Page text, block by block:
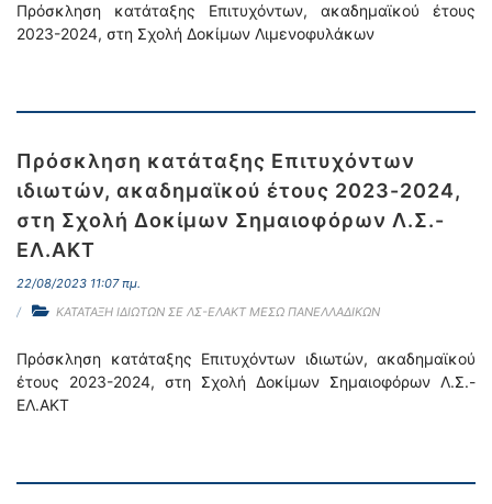
Πρόσκληση κατάταξης Επιτυχόντων, ακαδημαϊκού έτους
2023-2024, στη Σχολή Δοκίμων Λιμενοφυλάκων
Πρόσκληση κατάταξης Επιτυχόντων
ιδιωτών, ακαδημαϊκού έτους 2023-2024,
στη Σχολή Δοκίμων Σημαιοφόρων Λ.Σ.-
ΕΛ.ΑΚΤ
22/08/2023 11:07 πμ.
ΚΑΤΑΤΑΞΗ ΙΔΙΩΤΩΝ ΣΕ ΛΣ-ΕΛΑΚΤ ΜΕΣΩ ΠΑΝΕΛΛΑΔΙΚΩΝ
Πρόσκληση κατάταξης Επιτυχόντων ιδιωτών, ακαδημαϊκού
έτους 2023-2024, στη Σχολή Δοκίμων Σημαιοφόρων Λ.Σ.-
ΕΛ.ΑΚΤ